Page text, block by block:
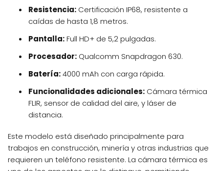
Resistencia: Certificación IP68, resistente a
caídas de hasta 1,8 metros.
Pantalla:Full HD+ de 5,2 pulgadas.
Procesador: Qualcomm Snapdragon 630.
Batería:4000 mAh con carga rápida.
Funcionalidades adicionales: Cámara térmica
FLIR, sensor de calidad del aire, y láser de
distancia.
Este modelo está diseñado principalmente para
trabajos en construcción, minería y otras industrias que
requieren un teléfono resistente. La cámara térmica es